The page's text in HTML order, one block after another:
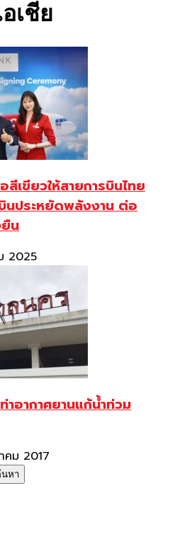
เชีย
เขียวให้สายการบินไทย
นประหยัดพลังงาน ต่อ
น
2025
อากาศยานแก้น้ำท่วม
คม 2017